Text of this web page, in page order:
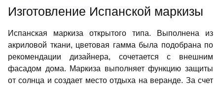
Изготовление Испанской маркизы
Испанская маркиза открытого типа. Выполнена из
акриловой ткани, цветовая гамма была подобрана по
рекомендации дизайнера, сочетается с внешним
фасадом дома. Маркиза выполняет функцию защиты
от солнца и создает место отдыха на веранде. За счет